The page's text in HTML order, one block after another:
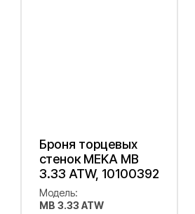
Броня торцевых
стенок MEKA MB
3.33 ATW, 10100392
Модель:
MB 3.33 ATW